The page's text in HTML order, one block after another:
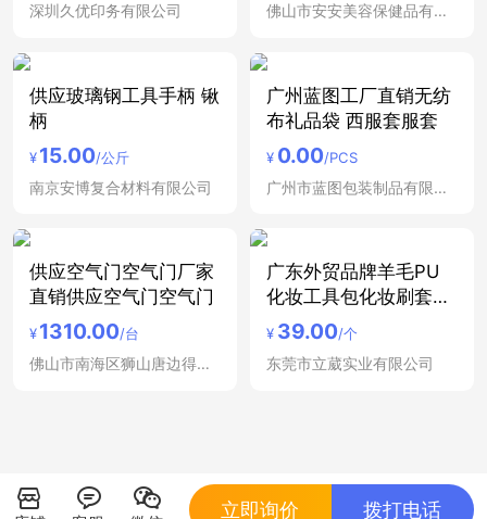
深圳久优印务有限公司 佛山市安安美容保健品有限公司
供应玻璃钢工具手柄 锹
柄
¥15.00/公斤
南京安博复合材料有限公司
广州蓝图工厂直销无纺
布礼品袋 西服套服套
¥ 0.00/PCS
广州市蓝图包装制品有限公司
供应空气门空气门厂家
直销供应空气门空气门
¥1310.00/台
佛山市南海区狮山唐边得力达塑料五金电器厂
广东外贸品牌羊毛PU
化妆工具包化妆刷套装
包
¥ 39.00/个
东莞市立葳实业有限公司
立即询价 拨打电话